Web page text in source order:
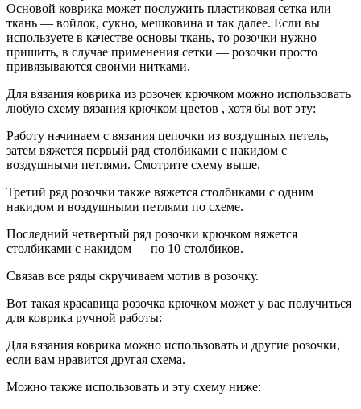
Основой коврика может послужить пластиковая сетка или
ткань — войлок, сукно, мешковина и так далее. Если вы
используете в качестве основы ткань, то розочки нужно
пришить, в случае применения сетки — розочки просто
привязываются своими нитками.
Для вязания коврика из розочек крючком можно использовать
любую схему вязания крючком цветов , хотя бы вот эту:
Работу начинаем с вязания цепочки из воздушных петель,
затем вяжется первый ряд столбиками с накидом с
воздушными петлями. Смотрите схему выше.
Третий ряд розочки также вяжется столбиками с одним
накидом и воздушными петлями по схеме.
Последний четвертый ряд розочки крючком вяжется
столбиками с накидом — по 10 столбиков.
Связав все ряды скручиваем мотив в розочку.
Вот такая красавица розочка крючком может у вас получиться
для коврика ручной работы:
Для вязания коврика можно использовать и другие розочки,
если вам нравится другая схема.
Можно также использовать и эту схему ниже: